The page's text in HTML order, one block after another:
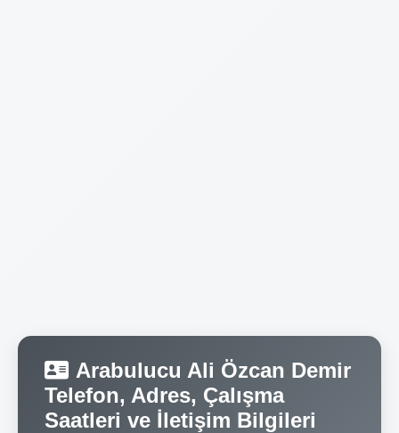
Arabulucu Ali Özcan Demir
Telefon, Adres, Çalışma
Saatleri ve İletişim Bilgileri